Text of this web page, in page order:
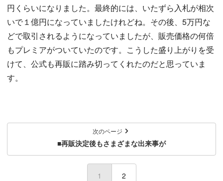
円くらいになりました。最終的には、いたずら入札が相次
いで１億円になっていましたけれどね。その後、5万円な
どで取引されるようになっていましたが、販売価格の何倍
もプレミアがついていたのです。こうした盛り上がりを受
けて、公式も再販に踏み切ってくれたのだと思っていま
す。
次のページ
■再販決定後もさまざまな出来事が
1 (current)
2